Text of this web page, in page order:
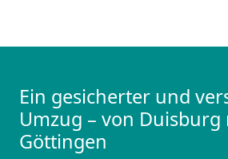
Ein gesicherter und
Umzug – von Duisburg
Göttingen